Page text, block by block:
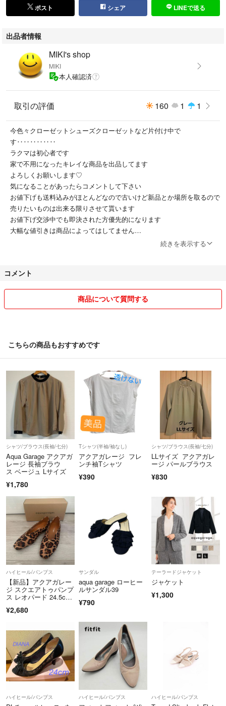
ポスト シェア LINEで送る
出品者情報
MIKI's shop
MIKI
本人確認済
取引の評価 160 1 1
今色々クローゼットシューズクローゼットなど片付け中で
す‥‥‥‥‥‥
ラクマは初心者です
家で不用になったキレイな商品を出品してます
よろしくお願いします♡
気になることがあったらコメントして下さい
お値下げも送料込みがほとんどなので古いけど新品とか場所を取るので
売りたいものは出来る限りさせて貰います
お値下げ交渉中でも即決された方優先的になります
大幅な値引きは商品によってはしてません
商品のクレームやキャンセルや返品はお断りしています そうならない
梱包もなるべく丁寧に箱があったら使いながら割れ物は箱がない時はし
コンパクトにリサイクルも使うこともあります
気になる方はまたコメントで聞いてください
送料がありますので地域によってその分だけプラスしますね
また気になることがあったらコメントください
なるべく早めにお返事します♡
続きを表示する
コメント
商品について質問する
こちらの商品もおすすめです
シャツ/ブラウス(長袖/七分)
Aqua Garage アクアガ
レージ 長袖ブラウ
ス ベージュ Lサイズ
¥1,780
Tシャツ(半袖/袖なし)
アクアガレージ フレ
ンチ袖Tシャツ
¥390
シャツ/ブラウス(長袖/七分)
LLサイズ アクアガレ
ージ パールブラウス
¥830
ハイヒール/パンプス
【新品】アクアガレー
ジ スクエアトゥパンプ
ス レオパード 24.5cm
¥2,680
サンダル
aqua garage ローヒー
ルサンダル39
¥790
テーラードジャケット
ジャケット
¥1,300
ハイヒール/パンプス ハイヒール/パンプス ハイヒール/パンプス